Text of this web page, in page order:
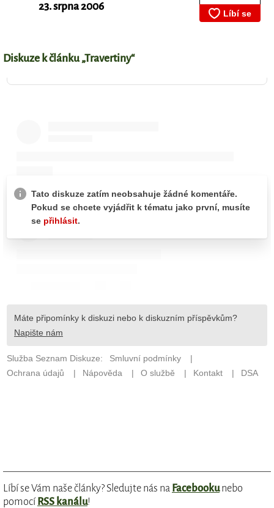
23. srpna 2006
Diskuze k článku „Travertiny“
Líbí se Vám naše články? Sledujte nás na Facebookunebo
pomocíRSS kanálu!